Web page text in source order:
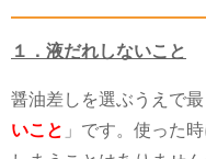
１．液だれしないこと
醤油差しを選ぶうえで
いこと 」です。使った